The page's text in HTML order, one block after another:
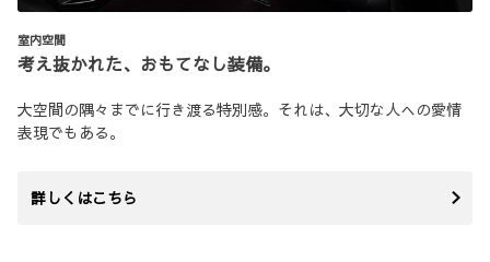
室内空間
考え抜かれた、おもてなし装備。
大空間の隅々までに行き渡る特別感。それは、大切な人への愛情
表現でもある。
詳しくはこちら